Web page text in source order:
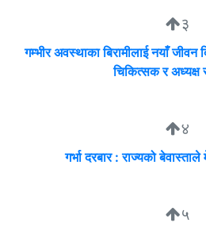
३
गम्भीर अवस्थाका बिरामीलाई नयाँ जीवन
चिकित्सक र अध्यक्ष
४
गर्भा दरबार : राज्यको
५